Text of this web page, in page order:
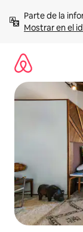
contenidoMostrar en el